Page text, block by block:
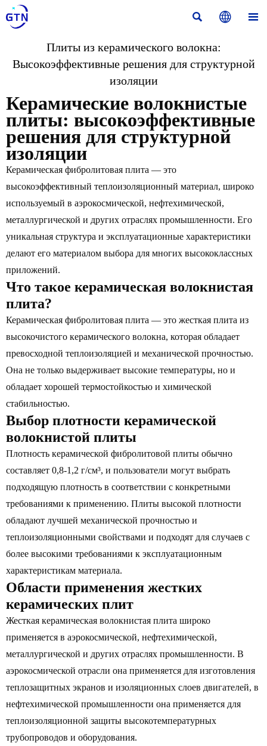
  
Плиты из керамического волокна:
Высокоэффективные решения для структурной
изоляции
Керамические волокнистые
плиты: высокоэффективные
решения для структурной
изоляции
Керамическая фибролитовая плита — это
высокоэффективный теплоизоляционный материал, широко
используемый в аэрокосмической, нефтехимической,
металлургической и других отраслях промышленности. Его
уникальная структура и эксплуатационные характеристики
делают его материалом выбора для многих высококлассных
приложений.
Что такое керамическая волокнистая
плита?
Керамическая фибролитовая плита — это жесткая плита из
высокочистого керамического волокна, которая обладает
превосходной теплоизоляцией и механической прочностью.
Она не только выдерживает высокие температуры, но и
обладает хорошей термостойкостью и химической
стабильностью.
Выбор плотности керамической
волокнистой плиты
Плотность керамической фибролитовой плиты обычно
составляет 0,8-1,2 г/см³, и пользователи могут выбрать
подходящую плотность в соответствии с конкретными
требованиями к применению. Плиты высокой плотности
обладают лучшей механической прочностью и
теплоизоляционными свойствами и подходят для случаев с
более высокими требованиями к эксплуатационным
характеристикам материала.
Области применения жестких
керамических плит
Жесткая керамическая волокнистая плита широко
применяется в аэрокосмической, нефтехимической,
металлургической и других отраслях промышленности. В
аэрокосмической отрасли она применяется для изготовления
теплозащитных экранов и изоляционных слоев двигателей, в
нефтехимической промышленности она применяется для
теплоизоляционной защиты высокотемпературных
трубопроводов и оборудования.